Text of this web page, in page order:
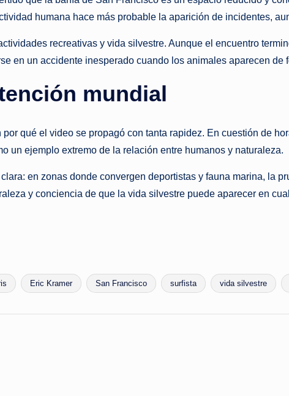
humana hace más probable la aparición de incidentes,
recreativas y vida silvestre. Aunque el encuentro
en un accidente inesperado cuando los animales aparecen de
mundial
qué el video se propagó con tanta rapidez. En cuestión de
un ejemplo extremo de la relación entre humanos y naturaleza.
en zonas donde convergen deportistas y fauna marina, la
y conciencia de que la vida silvestre puede aparecer en
Eric Kramer San Francisco surfista vida silvestre